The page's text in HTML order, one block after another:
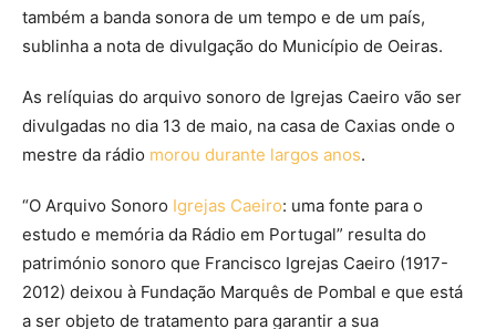
também a banda sonora de um tempo e de um país,
sublinha a nota de divulgação do Município de Oeiras.
As relíquias do arquivo sonoro de Igrejas Caeiro vão ser
divulgadas no dia 13 de maio, na casa de Caxias onde o
mestre da rádio morou durante largos anos.
“O Arquivo Sonoro Igrejas Caeiro: uma fonte para o
estudo e memória da Rádio em Portugal” resulta do
património sonoro que Francisco Igrejas Caeiro (1917-
2012) deixou à Fundação Marquês de Pombal e que está
a ser objeto de tratamento para garantir a sua